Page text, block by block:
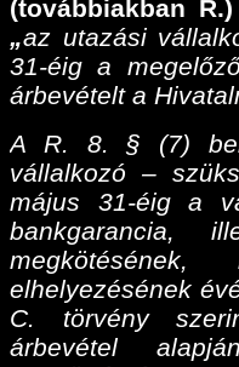
(továbbiakban R.)
„az utazási
31-éig a
árbevételt a
A R. 8. § (7)
vállalkozó –
május 31-éig a
bankgarancia,
elhelyezésének
C. törvény
árbevétel